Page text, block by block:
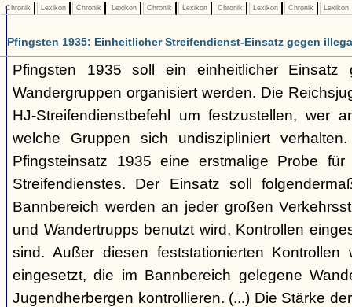
Chronik Lexikon Chronik Lexikon Chronik Lexikon Chronik Lexikon Chronik Lexikon
Pfingsten 1935: Einheitlicher Streifendienst-Einsatz gegen
Pfingsten 1935 soll ein einheitlicher Einsatz
Wandergruppen organisiert werden. Die
HJ-Streifendienstbefehl um festzustellen, wer
welche Gruppen sich undiszipliniert
Pfingsteinsatz 1935 eine erstmalige Probe
Streifendienstes. Der Einsatz soll
Bannbereich werden an jeder großen
und Wandertrupps benutzt wird, Kontrollen
sind. Außer diesen feststationierten Kontrollen
eingesetzt, die im Bannbereich gelegene
Jugendherbergen kontrollieren. (...) Die Stärke